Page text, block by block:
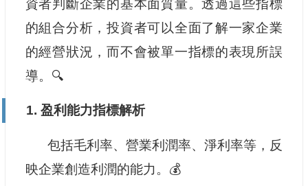
資者判斷企業的基本面質量。透過這些指標
的組合分析，投資者可以全面了解一家企業
的經營狀況，而不會被單一指標的表現所誤
導。🔍
1. 盈利能力指標解析
包括毛利率、營業利潤率、淨利率等，反
映企業創造利潤的能力。💰